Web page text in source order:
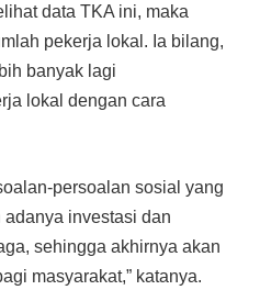
data TKA ini, maka
pekerja lokal. Ia bilang,
banyak lagi
lokal dengan cara
persoalan sosial yang
investasi dan
sehingga akhirnya akan
masyarakat,” katanya.